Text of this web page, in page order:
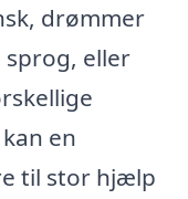
drømmer
sprog, eller
en
til stor hjælp